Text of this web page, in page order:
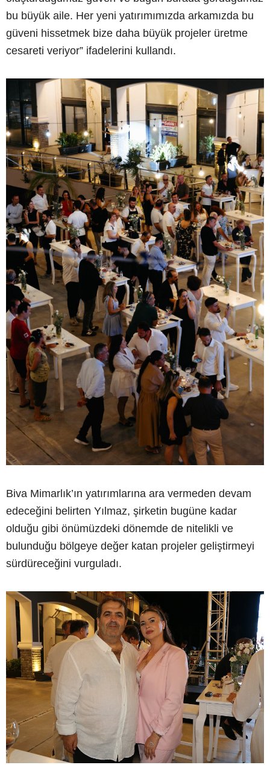
bu büyük aile. Her yeni yatırımımızda arkamızda bu
güveni hissetmek bize daha büyük projeler üretme
cesareti veriyor” ifadelerini kullandı.
Biva Mimarlık’ın yatırımlarına ara vermeden devam
edeceğini belirten Yılmaz, şirketin bugüne kadar
olduğu gibi önümüzdeki dönemde de nitelikli ve
bulunduğu bölgeye değer katan projeler geliştirmeyi
sürdüreceğini vurguladı.